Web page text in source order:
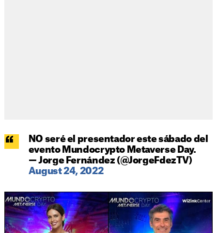
NO seré el presentador este sábado del
evento Mundocrypto Metaverse Day.
— Jorge Fernández (@JorgeFdezTV)
August 24, 2022